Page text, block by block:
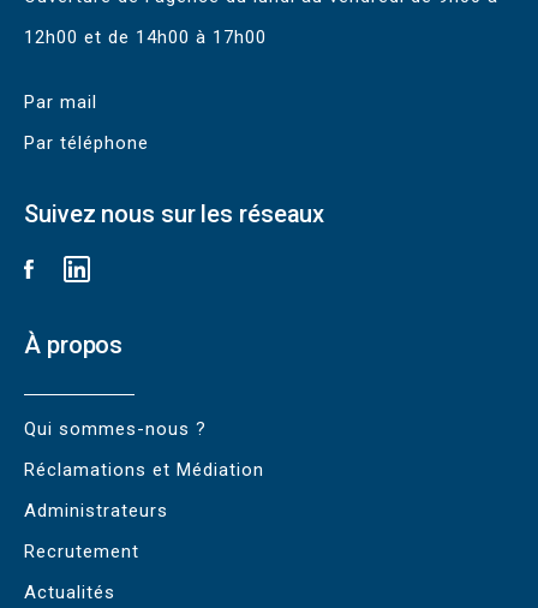
12h00 et de 14h00 à 17h00
Par mail
Par téléphone
Suivez nous sur les réseaux
À propos
Qui sommes-nous ?
Réclamations et Médiation
Administrateurs
Recrutement
Actualités